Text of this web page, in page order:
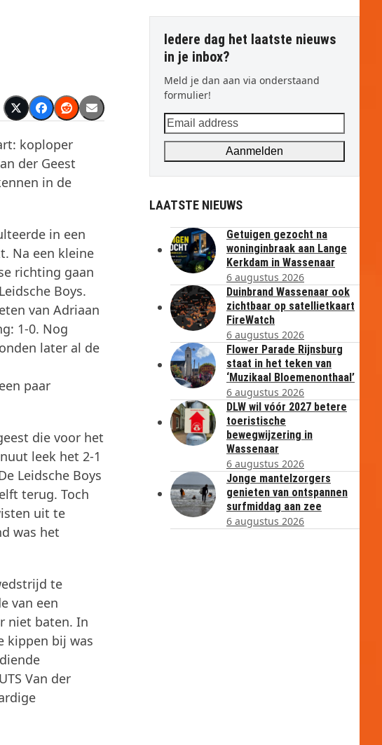
koploper
der Geest
in de
in een
Na een kleine
richting gaan
Boys.
van Adriaan
1-0. Nog
later al de
paar
die voor het
leek het 2-1
Leidsche Boys
terug. Toch
uit te
was het
te
van een
niet baten. In
kippen bij was
Van der
Iedere dag het laatste nieuws
in je inbox?
Meld je dan aan via onderstaand
formulier!
Email
address
Aanmelden
LAATSTE NIEUWS
Getuigen gezocht na
woninginbraak aan Lange
Kerkdam in Wassenaar
6 augustus 2026
Duinbrand Wassenaar ook
zichtbaar op satellietkaart
FireWatch
6 augustus 2026
Flower Parade Rijnsburg
staat in het teken van
‘Muzikaal Bloemenonthaal’
6 augustus 2026
DLW wil vóór 2027 betere
toeristische
bewegwijzering in
Wassenaar
6 augustus 2026
Jonge mantelzorgers
genieten van ontspannen
surfmiddag aan zee
6 augustus 2026